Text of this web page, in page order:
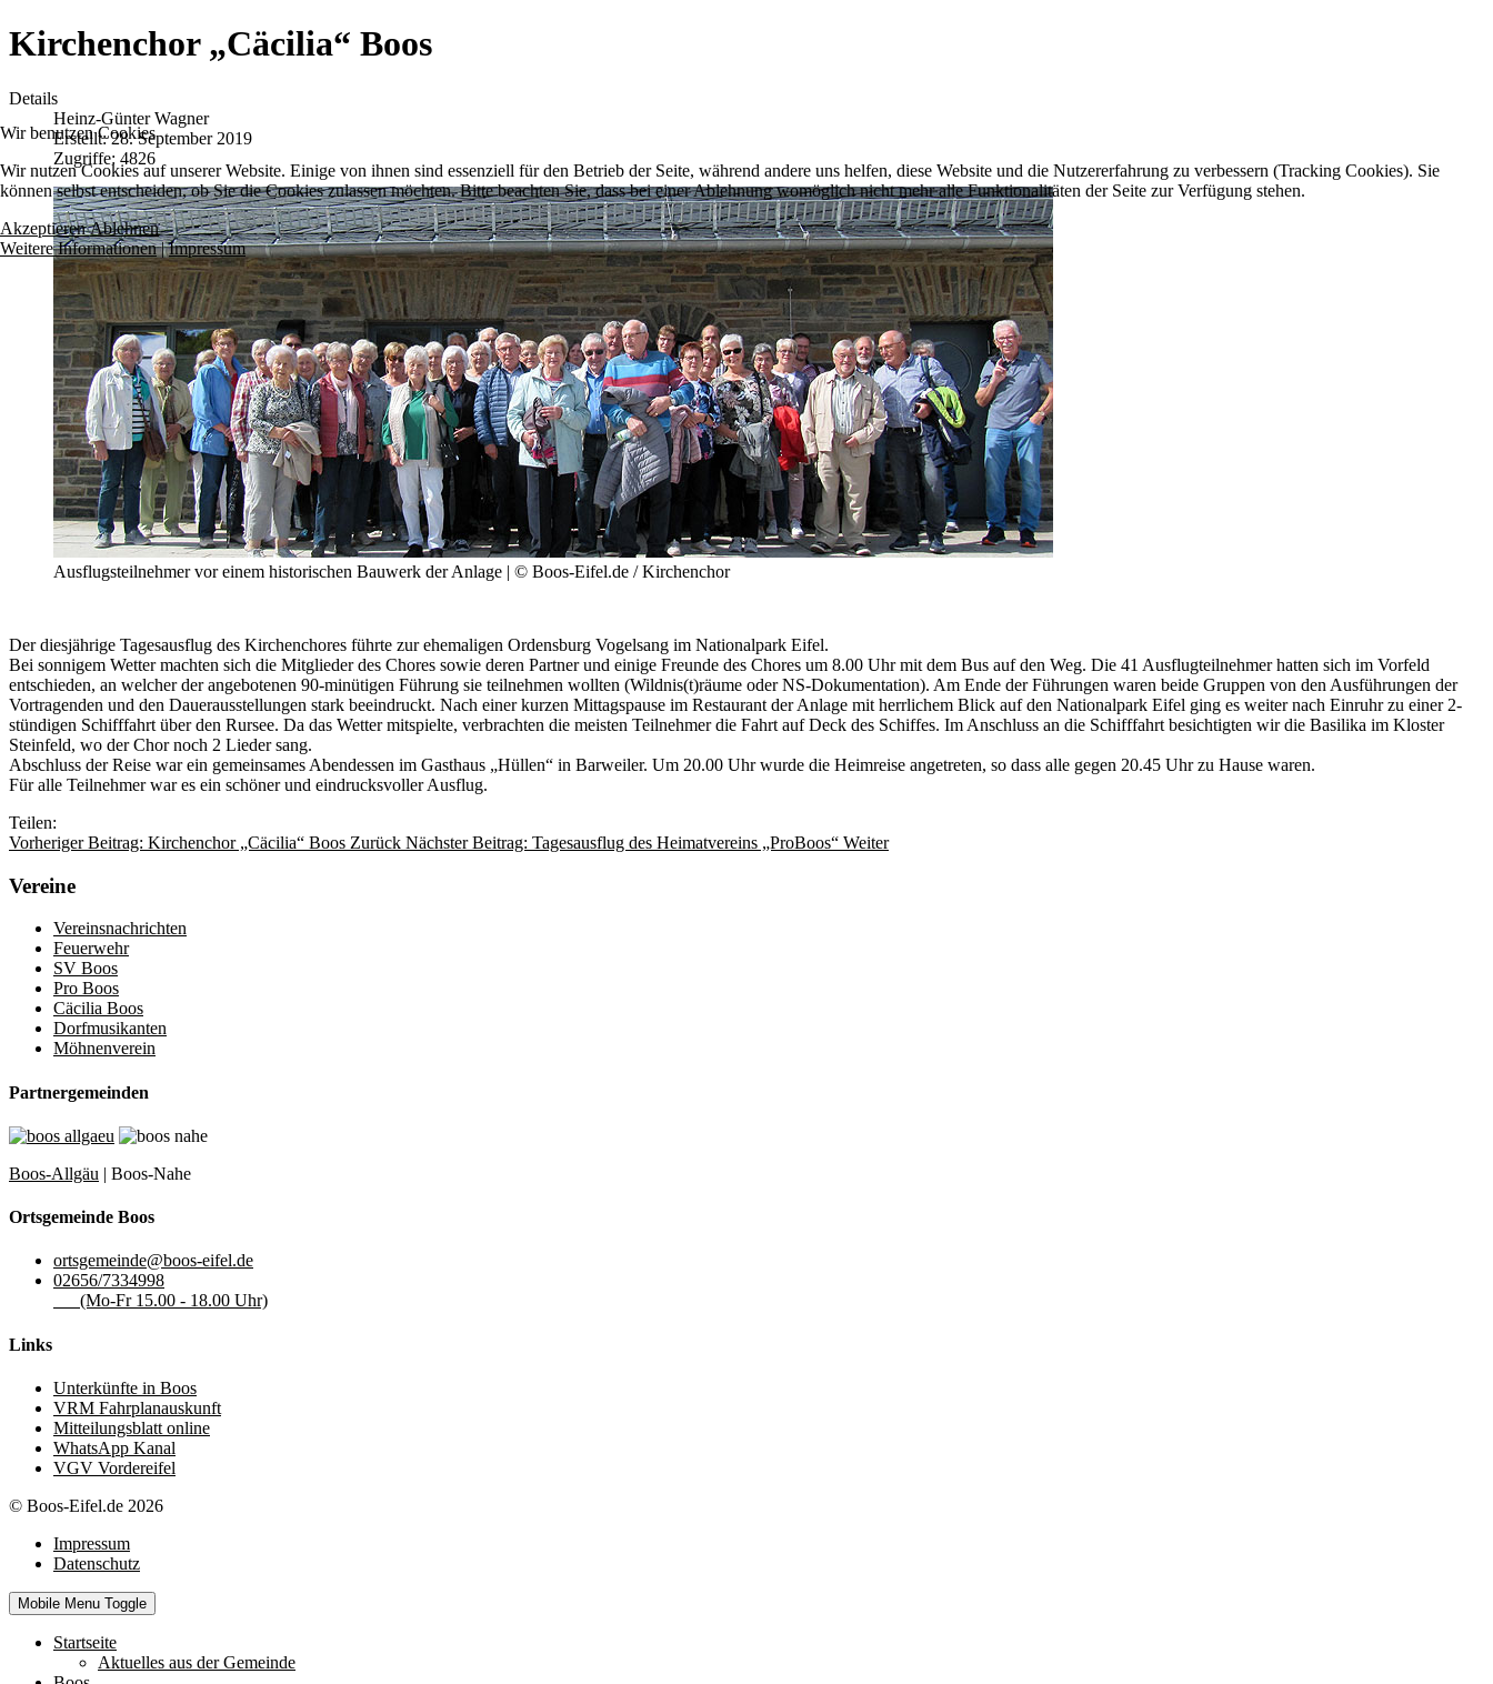
Kirchenchor „Cäcilia“ Boos
Details
Heinz-Günter Wagner
Erstellt: 28. September 2019
Zugriffe: 4826
Ausflugsteilnehmer vor einem historischen Bauwerk der Anlage | © Boos-Eifel.de / Kirchenchor
Der diesjährige Tagesausflug des Kirchenchores führte zur ehemaligen Ordensburg Vogelsang im Nationalpark Eifel.
Bei sonnigem Wetter machten sich die Mitglieder des Chores sowie deren Partner und einige Freunde des Chores um 8.00 Uhr mit dem Bus auf den Weg. Die 41 Ausflugteilnehmer hatten sich im Vorfeld
entschieden, an welcher der angebotenen 90-minütigen Führung sie teilnehmen wollten (Wildnis(t)räume oder NS-Dokumentation). Am Ende der Führungen waren beide Gruppen von den Ausführungen der
Vortragenden und den Dauerausstellungen stark beeindruckt. Nach einer kurzen Mittagspause im Restaurant der Anlage mit herrlichem Blick auf den Nationalpark Eifel ging es weiter nach Einruhr zu einer 2-
stündigen Schifffahrt über den Rursee. Da das Wetter mitspielte, verbrachten die meisten Teilnehmer die Fahrt auf Deck des Schiffes. Im Anschluss an die Schifffahrt besichtigten wir die Basilika im Kloster
Steinfeld, wo der Chor noch 2 Lieder sang.
Abschluss der Reise war ein gemeinsames Abendessen im Gasthaus „Hüllen“ in Barweiler. Um 20.00 Uhr wurde die Heimreise angetreten, so dass alle gegen 20.45 Uhr zu Hause waren.
Für alle Teilnehmer war es ein schöner und eindrucksvoller Ausflug.
Teilen:
Vorheriger Beitrag: Kirchenchor „Cäcilia“ Boos Zurück Nächster Beitrag: Tagesausflug des Heimatvereins „ProBoos“ Weiter
Vereine
Vereinsnachrichten
Feuerwehr
SV Boos
Pro Boos
Cäcilia Boos
Dorfmusikanten
Möhnenverein
Partnergemeinden
Boos-Allgäu | Boos-Nahe
Ortsgemeinde Boos
ortsgemeinde@boos-eifel.de
02656/7334998
(Mo-Fr 15.00 - 18.00 Uhr)
Links
Unterkünfte in Boos
VRM Fahrplanauskunft
Mitteilungsblatt online
WhatsApp Kanal
VGV Vordereifel
© Boos-Eifel.de 2026
Impressum
Datenschutz
Mobile Menu Toggle
Startseite
Aktuelles aus der Gemeinde
Wir benutzen Cookies
Wir nutzen Cookies auf unserer Website. Einige von ihnen sind essenziell für den Betrieb der Seite, während andere uns helfen, diese Website und die Nutzererfahrung zu verbessern (Tracking Cookies). Sie
können selbst entscheiden, ob Sie die Cookies zulassen möchten. Bitte beachten Sie, dass bei einer Ablehnung womöglich nicht mehr alle Funktionalitäten der Seite zur Verfügung stehen.
Akzeptieren Ablehnen
Weitere Informationen|Impressum